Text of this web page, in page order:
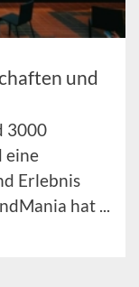
und
3000
eine
Erlebnis
hat ...